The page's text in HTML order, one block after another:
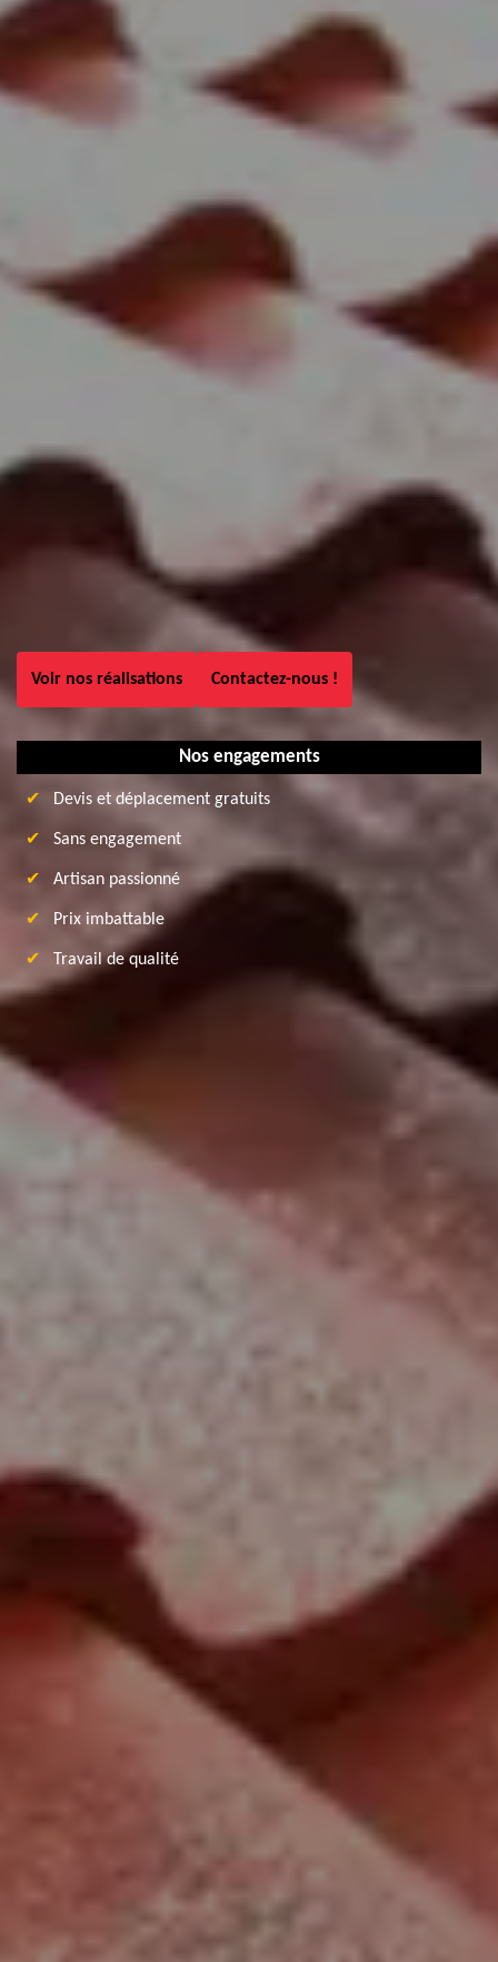
Voir nos réalisations Contactez-nous !
Nos engagements
Devis et déplacement gratuits
Sans engagement
Artisan passionné
Prix imbattable
Travail de qualité